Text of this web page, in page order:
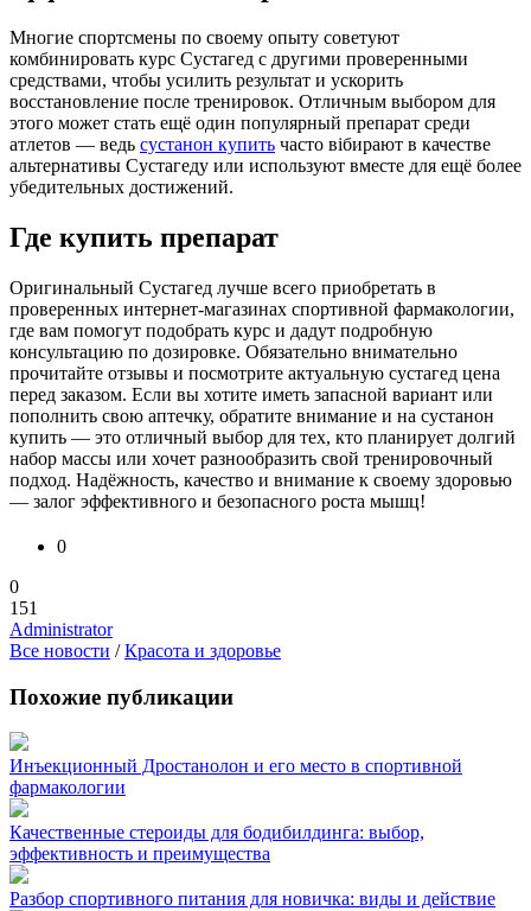
Многие спортсмены по своему опыту советуют
комбинировать курс Сустагед с другими проверенными
средствами, чтобы усилить результат и ускорить
восстановление после тренировок. Отличным выбором для
этого может стать ещё один популярный препарат среди
атлетов — ведь сустанон купить часто вібирают в качестве
альтернативы Сустагеду или используют вместе для ещё более
убедительных достижений.
Где купить препарат
Оригинальный Сустагед лучше всего приобретать в
проверенных интернет-магазинах спортивной фармакологии,
где вам помогут подобрать курс и дадут подробную
консультацию по дозировке. Обязательно внимательно
прочитайте отзывы и посмотрите актуальную сустагед цена
перед заказом. Если вы хотите иметь запасной вариант или
пополнить свою аптечку, обратите внимание и на сустанон
купить — это отличный выбор для тех, кто планирует долгий
набор массы или хочет разнообразить свой тренировочный
подход. Надёжность, качество и внимание к своему здоровью
— залог эффективного и безопасного роста мышц!
0
0
151
Administrator
Все новости /Красота и здоровье
Похожие публикации
Инъекционный Дростанолон и его место в спортивной
фармакологии
Качественные стероиды для бодибилдинга: выбор,
эффективность и преимущества
Разбор спортивного питания для новичка: виды и действие